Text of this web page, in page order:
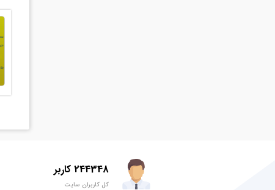
244348 کاربر
کل کاربران سایت